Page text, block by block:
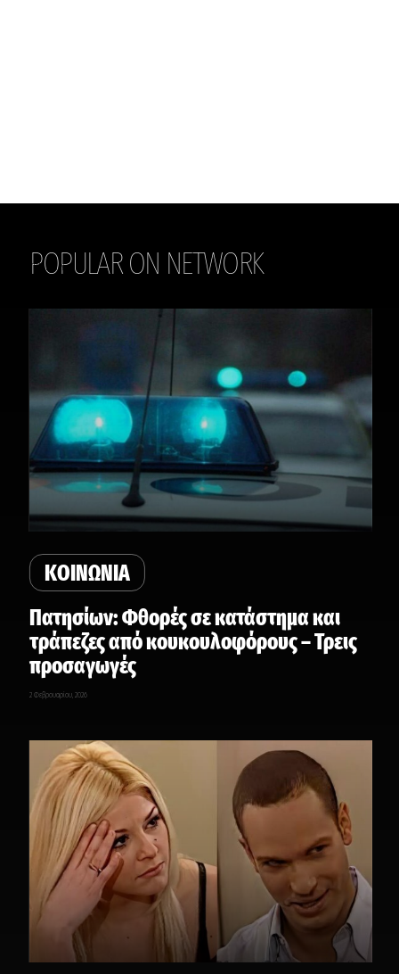
POPULAR ON NETWORK
THE DAILY
ΚΟΙΝΩΝΙΑ
Πατησίων: Φθορές σε κατάστημα και
τράπεζες από κουκουλοφόρους – Τρεις
προσαγωγές
2 Φεβρουαρίου, 2026